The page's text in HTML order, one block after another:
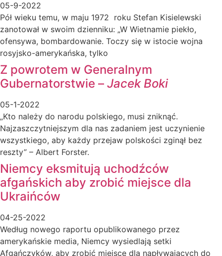
05-9-2022
Pół wieku temu, w maju 1972 roku Stefan Kisielewski
zanotował w swoim dzienniku: „W Wietnamie piekło,
ofensywa, bombardowanie. Toczy się w istocie wojna
rosyjsko-amerykańska, tylko
Z powrotem w Generalnym
Gubernatorstwie – Jacek Boki
05-1-2022
„Kto należy do narodu polskiego, musi zniknąć.
Najzaszczytniejszym dla nas zadaniem jest uczynienie
wszystkiego, aby każdy przejaw polskości zginął bez
reszty” – Albert Forster.
Niemcy eksmitują uchodźców
afgańskich aby zrobić miejsce dla
Ukraińców
04-25-2022
Według nowego raportu opublikowanego przez
amerykańskie media, Niemcy wysiedlają setki
Afgańczyków, aby zrobić miejsce dla napływających do